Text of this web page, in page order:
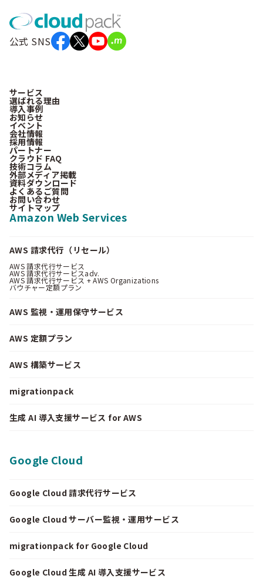
公式 SNS
サービス
選ばれる理由
導入事例
お知らせ
イベント
会社情報
採用情報
パートナー
クラウド FAQ
技術コラム
外部メディア掲載
資料ダウンロード
よくあるご質問
お問い合わせ
サイトマップ
Amazon Web Services
AWS 請求代行（リセール）
AWS 請求代行サービス
AWS 請求代行サービスadv.
AWS 請求代行サービス + AWS Organizations
バウチャー定額プラン
AWS 監視・運用保守サービス
AWS 定額プラン
AWS 構築サービス
migrationpack
生成 AI 導入支援サービス for AWS
Google Cloud
Google Cloud 請求代行サービス
Google Cloud サーバー監視・運用サービス
migrationpack for Google Cloud
Google Cloud 生成 AI 導入支援サービス